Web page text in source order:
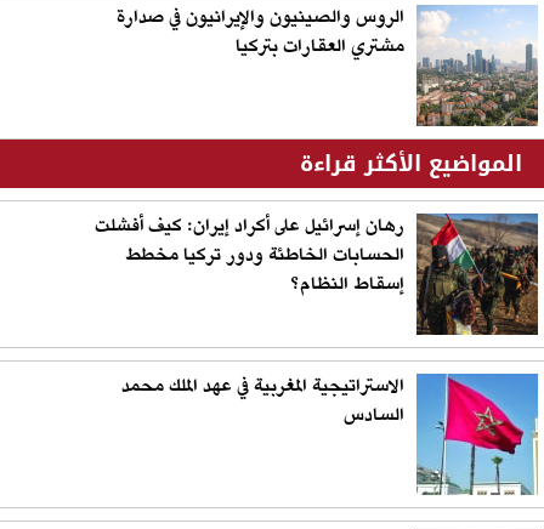
الروس والصينيون والإيرانيون في صدارة
مشتري العقارات بتركيا
المواضيع الأكثر قراءة
رهان إسرائيل على أكراد إيران: كيف أفشلت
الحسابات الخاطئة ودور تركيا مخطط
إسقاط النظام؟
الاستراتيجية المغربية في عهد الملك محمد
السادس